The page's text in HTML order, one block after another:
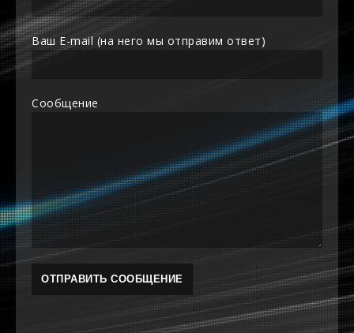
Ваш E-mail (на него мы отправим ответ)
Сообщение